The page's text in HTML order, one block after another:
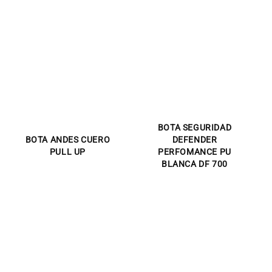
BOTA ANDES CUERO
PULL UP
BOTA SEGURIDAD
DEFENDER
PERFOMANCE PU
BLANCA DF 700